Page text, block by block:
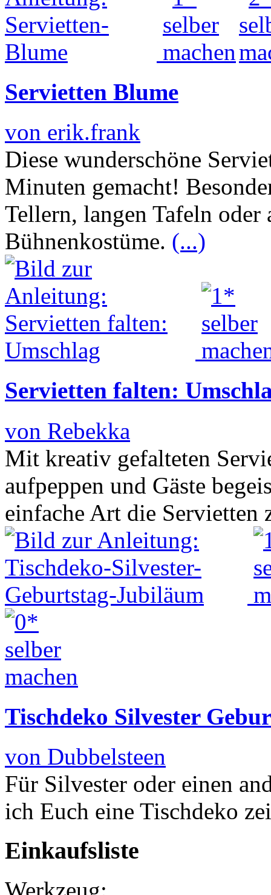
Servietten Blume
von erik.frank
Diese wunderschöne
Minuten gemacht!
Tellern, langen Tafeln
Bühnenkostüme. (...)
Servietten falten:
von Rebekka
Mit kreativ gefalteten
aufpeppen und Gäste
einfache Art die
Tischdeko Silvester
von Dubbelsteen
Für Silvester oder einen
ich Euch eine Tischdeko
Einkaufsliste
Werkzeug: